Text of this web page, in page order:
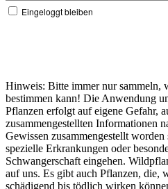
Eingeloggt bleiben
Hinweis: Bitte immer nur sammeln,
bestimmen kann! Die Anwendung
Pflanzen erfolgt auf eigene Gefahr,
zusammengestellten Informationen
Gewissen zusammengestellt
spezielle Erkrankungen oder
Schwangerschaft eingehen.
auf uns. Es gibt auch Pflanzen, die,
schädigend bis tödlich wirken